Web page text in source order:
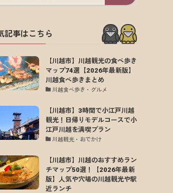
記事はこちら
【川越市】川越観光の食べ歩き
マップ74選【2026年最新版】
川越食べ歩きまとめ
川越食べ歩き・グルメ
【川越市】3時間で小江戸川越
観光！日帰りモデルコースで小
江戸川越を満喫プラン
川越観光・おでかけ
【川越市】川越のおすすめラン
チマップ50選！【2026年最新
版】人気や穴場の川越観光や駅
近ランチ